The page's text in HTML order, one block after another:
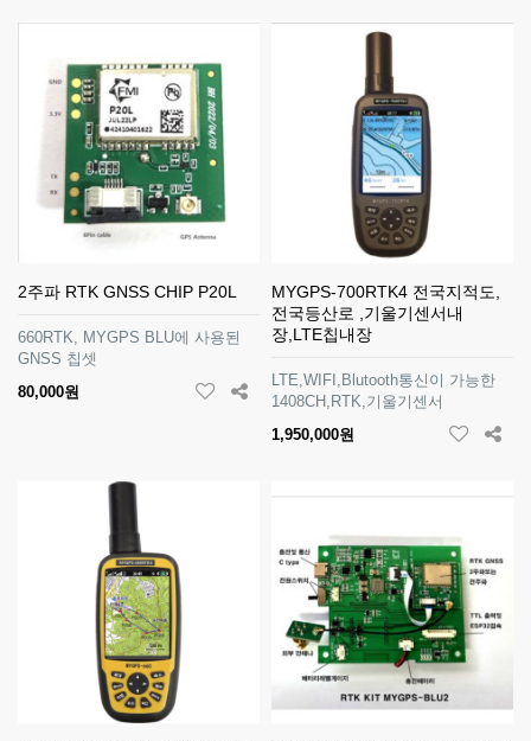
2주파 RTK GNSS CHIP P20L
660RTK, MYGPS BLU에 사용된
GNSS 칩셋
80,000원
MYGPS-700RTK4 전국지적도,
전국등산로 ,기울기센서내
장,LTE칩내장
LTE,WIFI,Blutooth통신이 가능한
1408CH,RTK,기울기센서
1,950,000원